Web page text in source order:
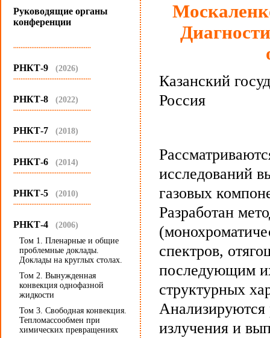
Руководящие органы
конференции
...........................................
РНКТ-9 (2026)
...........................................
РНКТ-8 (2022)
...........................................
РНКТ-7 (2018)
...........................................
РНКТ-6 (2014)
...........................................
РНКТ-5 (2010)
...........................................
РНКТ-4 (2006)
Том 1. Пленарные и общие
проблемные доклады.
Доклады на круглых столах.
Том 2. Вынужденная
конвекция однофазной
жидкости
Том 3. Свободная конвекция.
Тепломассообмен при
химических превращениях
Казанский
Россия
исследований
газовых
Разработан
спектров,
последующим
структурных
Анализируются
излучения и